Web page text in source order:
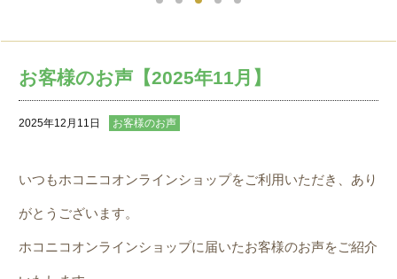
お客様のお声【2025年11月】
2025年12月11日 お客様のお声
いつもホコニコオンラインショップをご利用いただき、あり
がとうございます。
ホコニコオンラインショップに届いたお客様のお声をご紹介